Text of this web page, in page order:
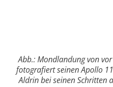
Abb.: Mondlandung von
fotografiert seinen Apollo
Aldrin bei seinen Schritten